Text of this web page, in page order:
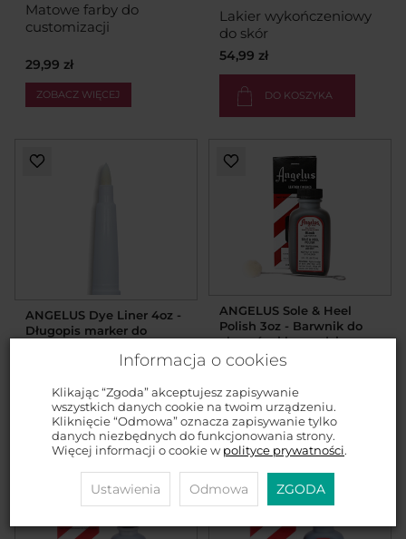
Matowe farby do
customizacji
29,99 zł
ZOBACZ WIĘCEJ
Lakier wykończeniowy
do skór
54,99 zł
DO KOSZYKA
ANGELUS Dye Liner 4oz -
Długopis marker do
Długopis do skór
39,99 zł
ZOBACZ WIĘCEJ
ANGELUS Sole & Heel
Polish 3oz - Barwnik do
obcasów i krawędzi
Barwnik do obcasów i
36,99 zł
ZOBACZ WIĘCEJ
Informacja o cookies
Klikając “Zgoda” akceptujesz zapisywanie
wszystkich danych cookie na twoim urządzeniu.
Kliknięcie “Odmowa” oznacza zapisywanie tylko
danych niezbędnych do funkcjonowania strony.
Więcej informacji o cookie w polityce prywatności.
Ustawienia Odmowa ZGODA